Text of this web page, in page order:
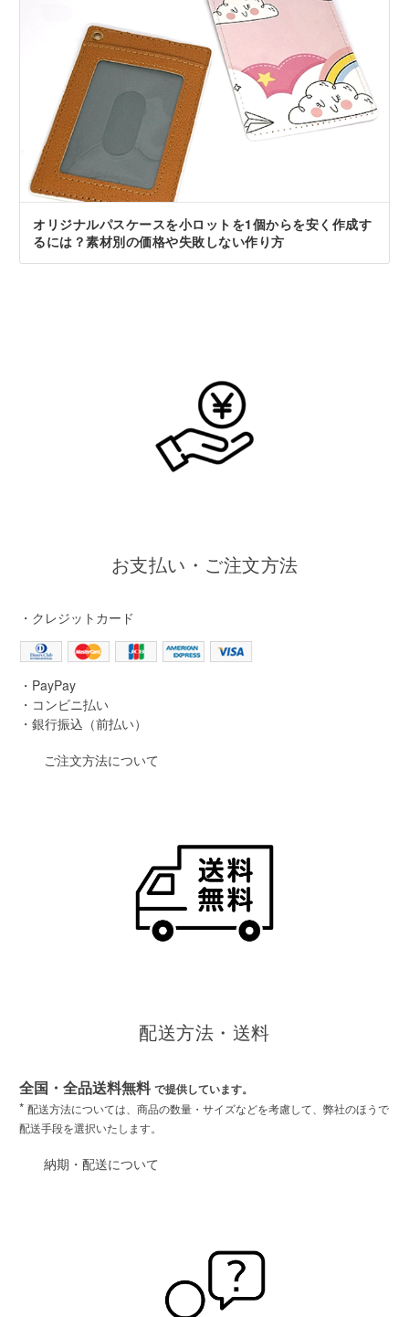
オリジナルパスケースを小ロットを1個からを安く作成す
るには？素材別の価格や失敗しない作り方
お支払い・ご注文方法
・クレジットカード
・PayPay
・コンビニ払い
・銀行振込（前払い）
ご注文方法について
配送方法・送料
全国・全品送料無料 で提供しています。
* 配送方法については、商品の数量・サイズなどを考慮して、弊社のほうで
配送手段を選択いたします。
納期・配送について